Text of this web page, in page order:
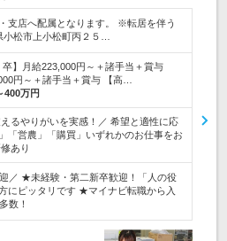
支店へ配属となります。 ※転居を伴う
松市上小松町丙２５…
】月給223,000円～＋諸手当＋賞与
円～＋諸手当＋賞与 【高…
400万円
るやりがいを実感！／ 希望と適性に応
「営農」「購買」いずれかのお仕事をお
あり
／ ★未経験・第二新卒歓迎！「人の役
にピッタリです ★マイナビ転職から入
数！